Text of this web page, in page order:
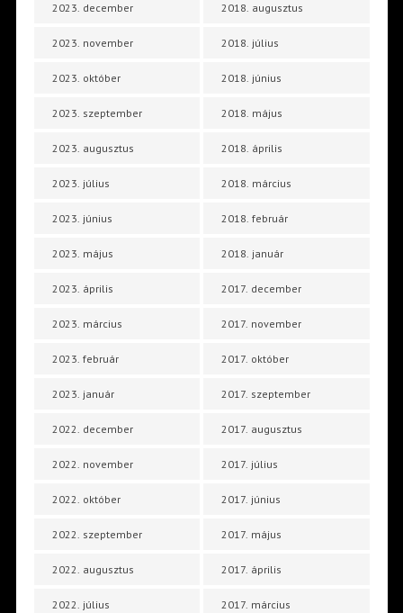
2023. december
2023. november
2023. október
2023. szeptember
2023. augusztus
2023. július
2023. június
2023. május
2023. április
2023. március
2023. február
2023. január
2022. december
2022. november
2022. október
2022. szeptember
2022. augusztus
2022. július
2018. augusztus
2018. július
2018. június
2018. május
2018. április
2018. március
2018. február
2018. január
2017. december
2017. november
2017. október
2017. szeptember
2017. augusztus
2017. július
2017. június
2017. május
2017. április
2017. március